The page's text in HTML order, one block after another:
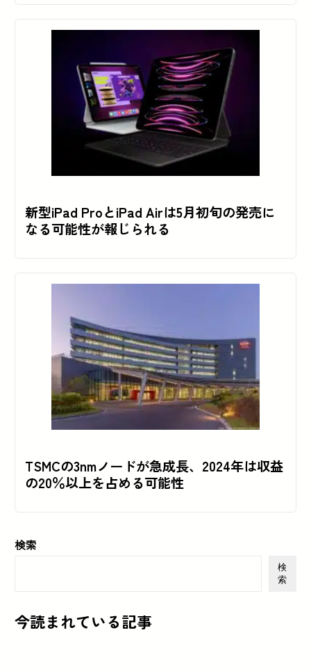
新型iPad ProとiPad Airは5月初旬の発売に
なる可能性が報じられる
TSMCの3nmノードが急成長、2024年は収益
の20％以上を占める可能性
検索
検
索
今読まれている記事